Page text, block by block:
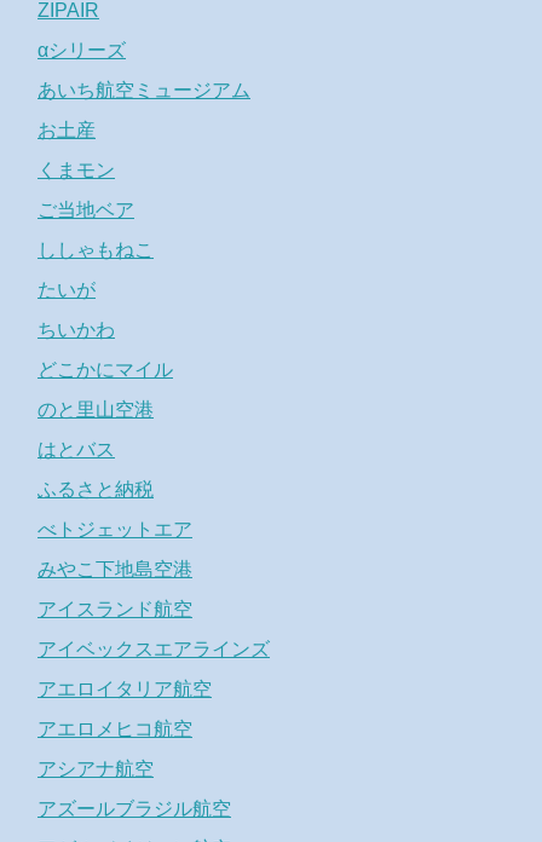
ZIPAIR
αシリーズ
あいち航空ミュージアム
お土産
くまモン
ご当地ベア
ししゃもねこ
たいが
ちいかわ
どこかにマイル
のと里山空港
はとバス
ふるさと納税
べトジェットエア
みやこ下地島空港
アイスランド航空
アイベックスエアラインズ
アエロイタリア航空
アエロメヒコ航空
アシアナ航空
アズールブラジル航空